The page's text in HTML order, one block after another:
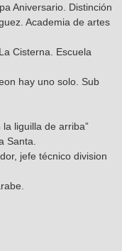
Aniversario. Distinción
Academia de artes
Cisterna. Escuela
hay uno solo. Sub
liguilla de arriba”
Santa.
jefe técnico division